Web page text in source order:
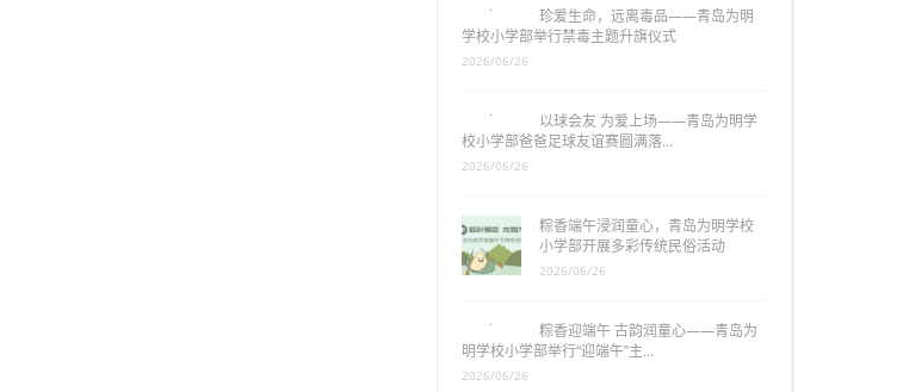
珍爱生命，远离毒品——青岛为明
学校小学部举行禁毒主题升旗仪式
以球会友 为爱上场——青岛为明学
校小学部爸爸足球友谊赛圆满落…
粽香端午浸润童心，青岛为明学校
小学部开展多彩传统民俗活动
2026/06/26
粽香迎端午 古韵润童心——青岛为
明学校小学部举行“迎端午”主…